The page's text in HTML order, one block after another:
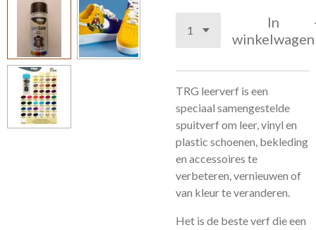
In
winkelwagen
TRG leerverf is een
speciaal samengestelde
spuitverf om leer, vinyl en
plastic schoenen, bekleding
en accessoires te
verbeteren, vernieuwen of
van kleur te veranderen.
Het is de beste verf die een